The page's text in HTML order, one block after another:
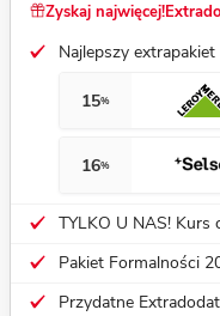
Zyskaj najwięcej!
Najlepszy
15%
16%
TYLKO U NAS!
Pakiet Formalności
Przydatne